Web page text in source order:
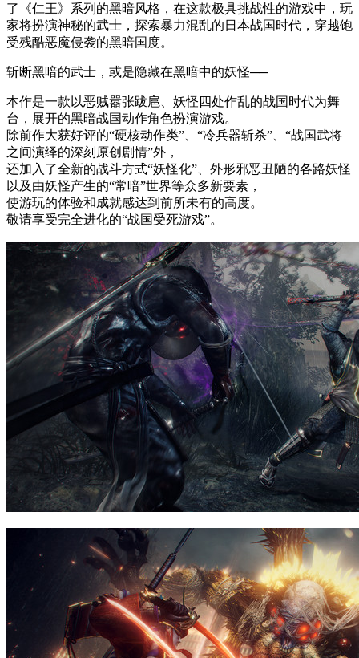
了《仁王》系列的黑暗风格，在这款极具挑战性的游戏中，玩
家将扮演神秘的武士，探索暴力混乱的日本战国时代，穿越饱
受残酷恶魔侵袭的黑暗国度。
斩断黑暗的武士，或是隐藏在黑暗中的妖怪──
本作是一款以恶贼嚣张跋扈、妖怪四处作乱的战国时代为舞
台，展开的黑暗战国动作角色扮演游戏。
除前作大获好评的“硬核动作类”、“冷兵器斩杀”、“战国武将
之间演绎的深刻原创剧情”外，
还加入了全新的战斗方式“妖怪化”、外形邪恶丑陋的各路妖怪
以及由妖怪产生的“常暗”世界等众多新要素，
使游玩的体验和成就感达到前所未有的高度。
敬请享受完全进化的“战国受死游戏”。